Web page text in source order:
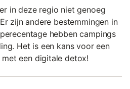
in deze regio niet genoeg
zijn andere bestemmingen in
hebben campings
Het is een kans voor een
een digitale detox!